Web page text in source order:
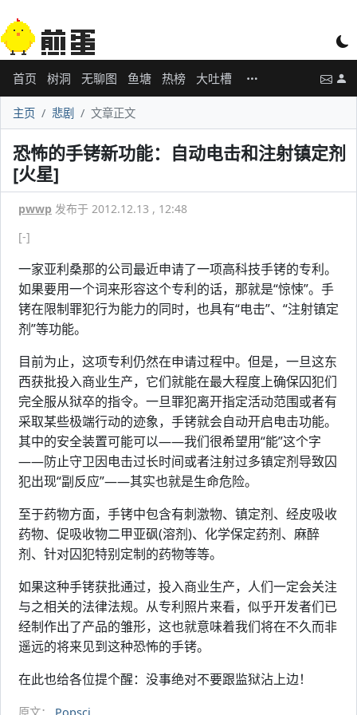
首页 树洞 无聊图 鱼塘 热榜 大吐槽
主页 悲剧 文章正文
恐怖的手铐新功能：自动电击和注射镇定剂
[火星]
pwwp 发布于 2012.12.13 , 12:48
[-]
一家亚利桑那的公司最近申请了一项高科技手铐的专利。
如果要用一个词来形容这个专利的话，那就是“惊悚”。手
铐在限制罪犯行为能力的同时，也具有“电击”、“注射镇定
剂”等功能。
目前为止，这项专利仍然在申请过程中。但是，一旦这东
西获批投入商业生产，它们就能在最大程度上确保囚犯们
完全服从狱卒的指令。一旦罪犯离开指定活动范围或者有
采取某些极端行动的迹象，手铐就会自动开启电击功能。
其中的安全装置可能可以——我们很希望用“能”这个字
——防止守卫因电击过长时间或者注射过多镇定剂导致囚
犯出现“副反应”——其实也就是生命危险。
至于药物方面，手铐中包含有刺激物、镇定剂、经皮吸收
药物、促吸收物二甲亚砜(溶剂)、化学保定药剂、麻醉
剂、针对囚犯特别定制的药物等等。
如果这种手铐获批通过，投入商业生产，人们一定会关注
与之相关的法律法规。从专利照片来看，似乎开发者们已
经制作出了产品的雏形，这也就意味着我们将在不久而非
遥远的将来见到这种恐怖的手铐。
在此也给各位提个醒：没事绝对不要跟监狱沾上边！